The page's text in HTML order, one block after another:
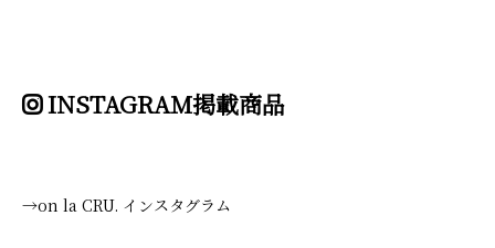
INSTAGRAM掲載商品
→on la CRU. インスタグラム